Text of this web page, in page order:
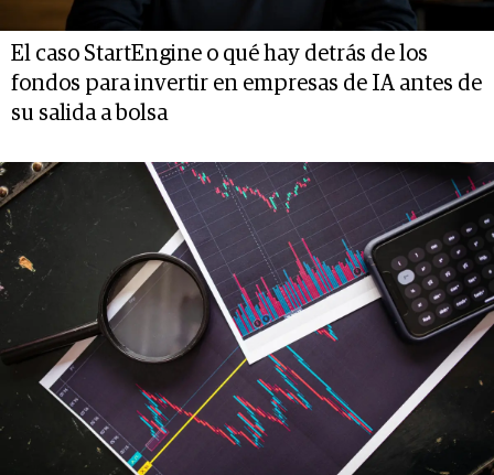
El caso StartEngine o qué hay detrás de los
fondos para invertir en empresas de IA antes de
su salida a bolsa